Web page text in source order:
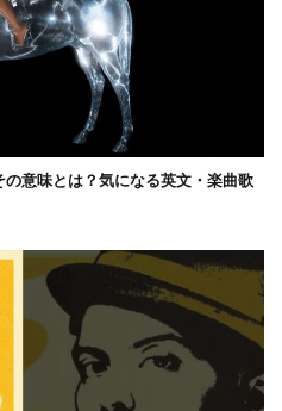
意味とは？気になる英文・楽曲歌